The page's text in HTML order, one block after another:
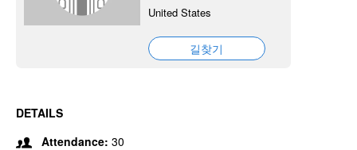
United States
길찾기
DETAILS
Attendance: 30